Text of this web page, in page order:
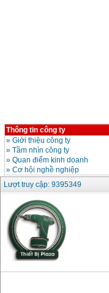
Thông tin công ty
» Giới thiệu công ty
» Tầm nhìn công ty
» Quan điểm kinh doanh
» Cơ hội nghề nghiệp
Lượt truy cập: 9395349